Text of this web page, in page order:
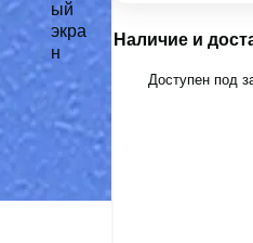
Наличие и
Доступен под